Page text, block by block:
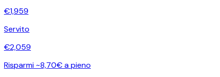
€1,959
Servito
€2,059
Risparmi ~8,70€ a pieno